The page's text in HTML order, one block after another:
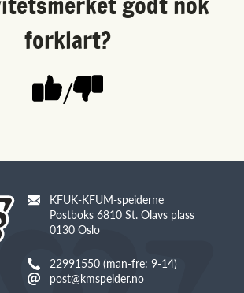
forklart?
/
KFUK-KFUM-speiderne
Postboks 6810 St. Olavs plass
0130 Oslo
22991550 (man-fre: 9-14)
post@kmspeider.no